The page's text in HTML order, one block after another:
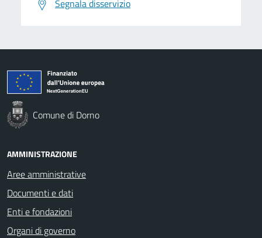
Segnala disservizio
Comune di Dorno
AMMINISTRAZIONE
Aree amministrative
Documenti e dati
Enti e fondazioni
Organi di governo